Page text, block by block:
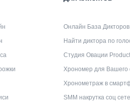
Онлайн База Дикторов
Найти диктора по
Студия Овации
Хрономер для Вашего
Хронометраж в
SMM накрутка соц